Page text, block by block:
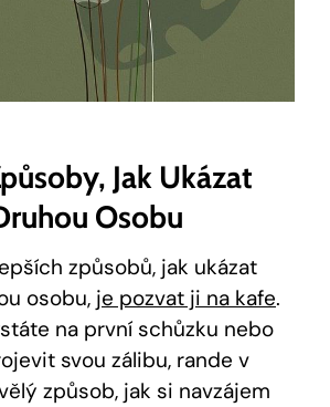
Jak Ukázat
Osobu
způsobů, jak ukázat
osobu, je pozvat ji na kafe.
na první schůzku nebo
svou zálibu, rande v
způsob, jak si navzájem